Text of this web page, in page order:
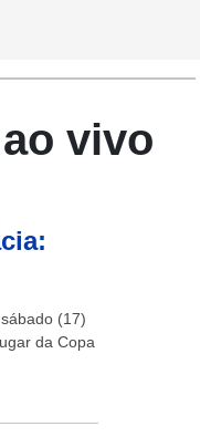
vivo
(17)
da Copa